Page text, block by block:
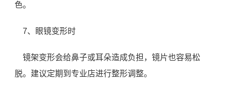
色。
7、眼镜变形时
镜架变形会给鼻子或耳朵造成负担，镜片也容易松
脱。建议定期到专业店进行整形调整。